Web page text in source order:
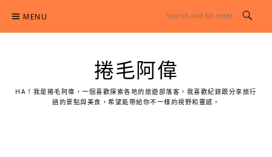
content
MENU
捲毛阿偉
HA！我是捲毛阿偉，一個喜歡探索各地的旅遊部落客。我喜歡紀錄跟分享旅行
過的景點與美食，希望能帶給你不一樣的視野和靈感。